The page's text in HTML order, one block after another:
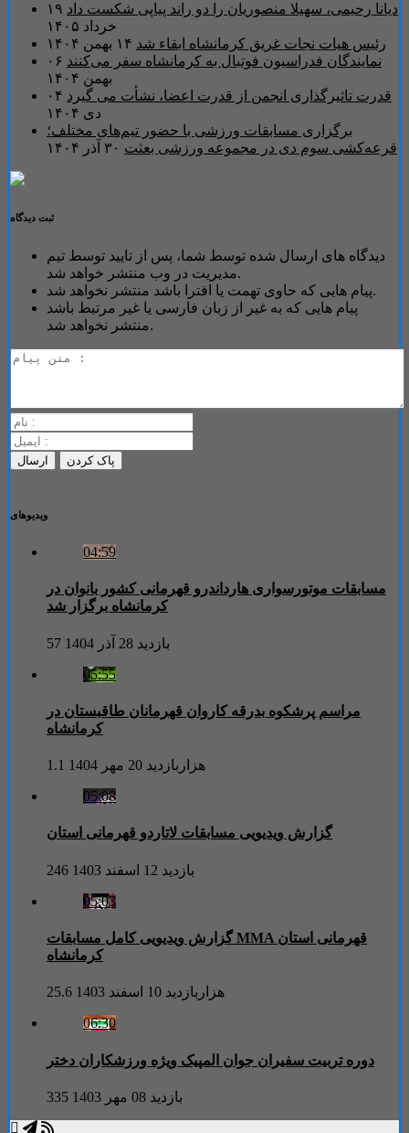
دیانا رحیمی، سهیلا منصوریان را دو راند پیاپی شکست داد ۱۹
خرداد ۱۴۰۵
رئیس هیات نجات غریق کرمانشاه ابقاء شد ۱۴ بهمن ۱۴۰۴
نمایندگان فدراسیون فوتبال به کرمانشاه سفر می‌کنند ۰۶
بهمن ۱۴۰۴
قدرت تاثیرگذاری انجمن از قدرت اعضا، نشأت می گیرد ۰۴
دی ۱۴۰۴
برگزاری مسابقات ورزشی با حضور تیم‌های مختلف؛
قرعه‌کشی سوم دی در مجموعه ورزشی بعثت ۳۰ آذر ۱۴۰۴
ثبت دیدگاه
دیدگاه های ارسال شده توسط شما، پس از تایید توسط تیم
مدیریت در وب منتشر خواهد شد.
پیام هایی که حاوی تهمت یا افترا باشد منتشر نخواهد شد.
پیام هایی که به غیر از زبان فارسی یا غیر مرتبط باشد
منتشر نخواهد شد.
ویدیوهای
04:59
مسابقات موتورسواری هارداندرو قهرمانی کشور بانوان در
کرمانشاه برگزار شد
57 بازدید 28 آذر 1404
05:55
مراسم پرشکوه بدرقه کاروان قهرمانان طاقبستان در
کرمانشاه
1.1 هزاربازدید 20 مهر 1404
05:08
گزارش ویدیویی مسابقات لاتاردو قهرمانی استان
246 بازدید 12 اسفند 1403
05:03
گزارش ویدیویی کامل مسابقات MMA قهرمانی استان
کرمانشاه
25.6 هزاربازدید 10 اسفند 1403
06:30
دوره تربیت سفیران جوان المپیک ویژه ورزشکاران دختر
335 بازدید 08 مهر 1403